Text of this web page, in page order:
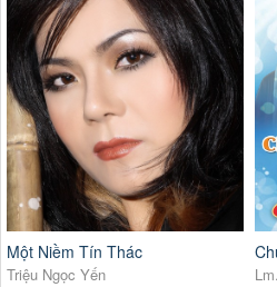
Một Niềm Tín Thác
Triệu Ngọc Yến